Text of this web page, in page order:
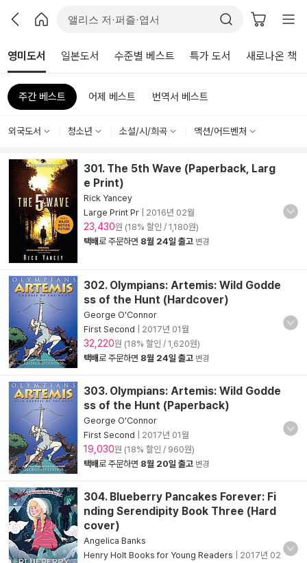
영미도서 일본도서 수준별 베스트 특가 도서 새로나온 책
주간 베스트 어제 베스트 번역서 베스트
외국도서 청소년 소설/시/희곡 액션/어드벤처
301. The 5th Wave (Paperback, Larg
e Print)
Rick Yancey
Large Print Pr
2016년 02월
23,430원 (18% 할인 / 1,180원)
택배로 주문하면 8월 24일 출고 변경
302. Olympians: Artemis: Wild Godde
ss of the Hunt (Hardcover)
George O'Connor
First Second
2017년 01월
32,220원 (18% 할인 / 1,620원)
택배로 주문하면 8월 24일 출고 변경
303. Olympians: Artemis: Wild Godde
ss of the Hunt (Paperback)
George O'Connor
First Second
2017년 01월
19,030원 (18% 할인 / 960원)
택배로 주문하면 8월 20일 출고 변경
304. Blueberry Pancakes Forever: Fi
nding Serendipity Book Three (Hard
cover)
Angelica Banks
Henry Holt Books for Young Readers
2017년 02